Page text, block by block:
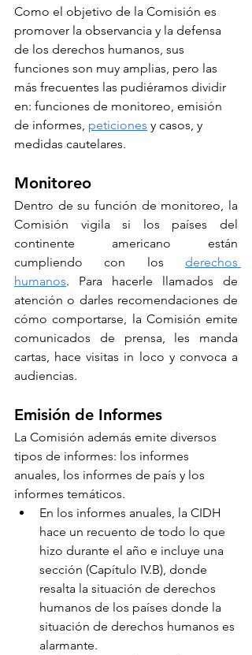
Como el objetivo de la Comisión es
promover la observancia y la defensa
de los derechos humanos, sus
funciones son muy amplias, pero las
más frecuentes las pudiéramos dividir
en: funciones de monitoreo, emisión
de informes, peticiones y casos, y
medidas cautelares.
Monitoreo
Dentro de su función de monitoreo, la
Comisión vigila si los países del
continente americano están
cumpliendo con los derechos
humanos. Para hacerle llamados de
atención o darles recomendaciones de
cómo comportarse, la Comisión emite
comunicados de prensa, les manda
cartas, hace visitas in loco y convoca a
audiencias.
Emisión de Informes
La Comisión además emite diversos
tipos de informes: los informes
anuales, los informes de país y los
informes temáticos.
En los informes anuales, la CIDH
hace un recuento de todo lo que
hizo durante el año e incluye una
sección (Capítulo IV.B), donde
resalta la situación de derechos
humanos de los países donde la
situación de derechos humanos es
alarmante.